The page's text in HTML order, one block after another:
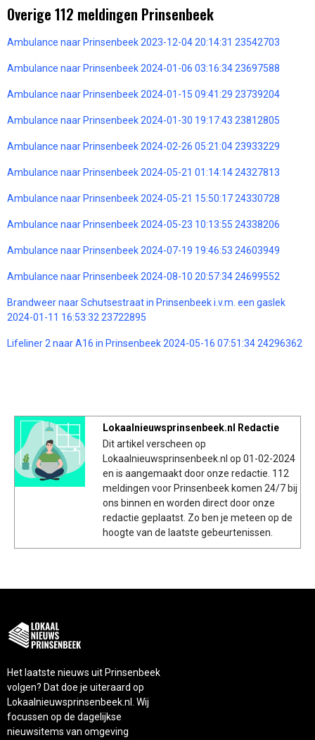
Overige 112 meldingen Prinsenbeek
Ambulance naar Prinsenbeek 2023-12-04 20:14:31 23542703
Ambulance naar Prinsenbeek 2024-01-06 03:16:34 23697588
Ambulance naar Prinsenbeek 2024-01-15 09:41:29 23739204
Ambulance naar Prinsenbeek 2024-01-30 19:17:43 23812805
Ambulance naar Prinsenbeek 2024-02-26 05:21:04 23933229
Ambulance naar Prinsenbeek 2024-05-21 01:14:14 24327813
Ambulance naar Prinsenbeek 2024-05-21 15:50:17 24330728
Ambulance naar Prinsenbeek 2024-05-23 10:13:55 24338206
Ambulance naar Prinsenbeek 2024-07-19 19:46:53 24603949
Ambulance naar Prinsenbeek 2024-08-10 20:57:34 24699552
Brandweer naar Schutsestraat in Prinsenbeek i.v.m. een gaslek
2024-01-11 16:53:32 23722895
Lifeliner 2 naar A16 in Prinsenbeek 2024-05-16 07:51:34 24296362
Lokaalnieuwsprinsenbeek.nl Redactie
Dit artikel verscheen op
Lokaalnieuwsprinsenbeek.nl op 01-02-2024
en is aangemaakt door onze redactie. 112
meldingen voor Prinsenbeek komen 24/7 bij
ons binnen en worden direct door onze
redactie geplaatst. Zo ben je meteen op de
hoogte van de laatste gebeurtenissen.
Het laatste nieuws uit Prinsenbeek
volgen? Dat doe je uiteraard op
Lokaalnieuwsprinsenbeek.nl. Wij
focussen op de dagelijkse
nieuwsitems van omgeving